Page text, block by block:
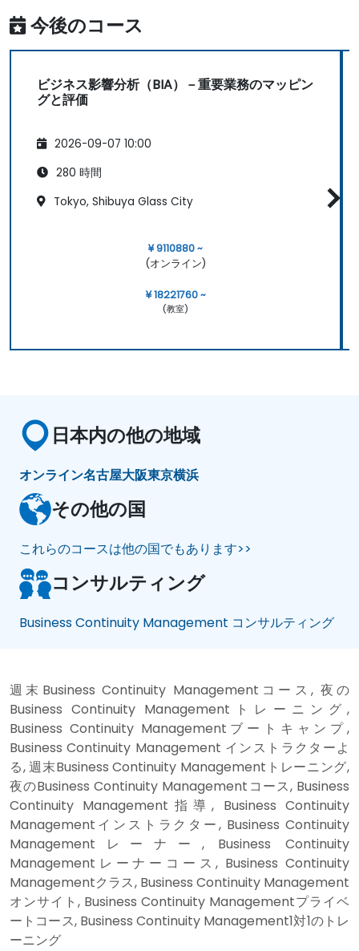
今後のコース
ビジネス影響分析（BIA）－重要業務のマッピン
グと評価
2026-09-07 10:00
280 時間
Tokyo, Shibuya Glass City
¥ 9110880 ~
(オンライン)
¥ 18221760 ~
(教室)
日本内の他の地域
オンライン名古屋大阪東京横浜
その他の国
これらのコースは他の国でもあります>>
コンサルティング
Business Continuity Management コンサルティング
週末Business Continuity Managementコース, 夜の
Business Continuity Managementトレーニング,
Business Continuity Managementブートキャンプ,
Business Continuity Management インストラクターよ
る, 週末Business Continuity Managementトレーニング,
夜のBusiness Continuity Managementコース, Business
Continuity Management指導, Business Continuity
Managementインストラクター, Business Continuity
Managementレーナー, Business Continuity
Managementレーナーコース, Business Continuity
Managementクラス, Business Continuity Management
オンサイト, Business Continuity Managementプライベ
ートコース, Business Continuity Management1対1のトレ
ーニング